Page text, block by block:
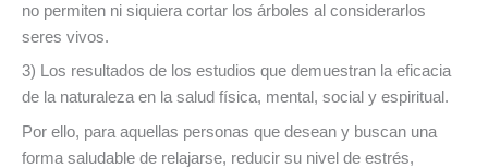
no permiten ni siquiera cortar los árboles al considerarlos
seres vivos.
3) Los resultados de los estudios que demuestran la eficacia
de la naturaleza en la salud física, mental, social y espiritual.
Por ello, para aquellas personas que desean y buscan una
forma saludable de relajarse, reducir su nivel de estrés,